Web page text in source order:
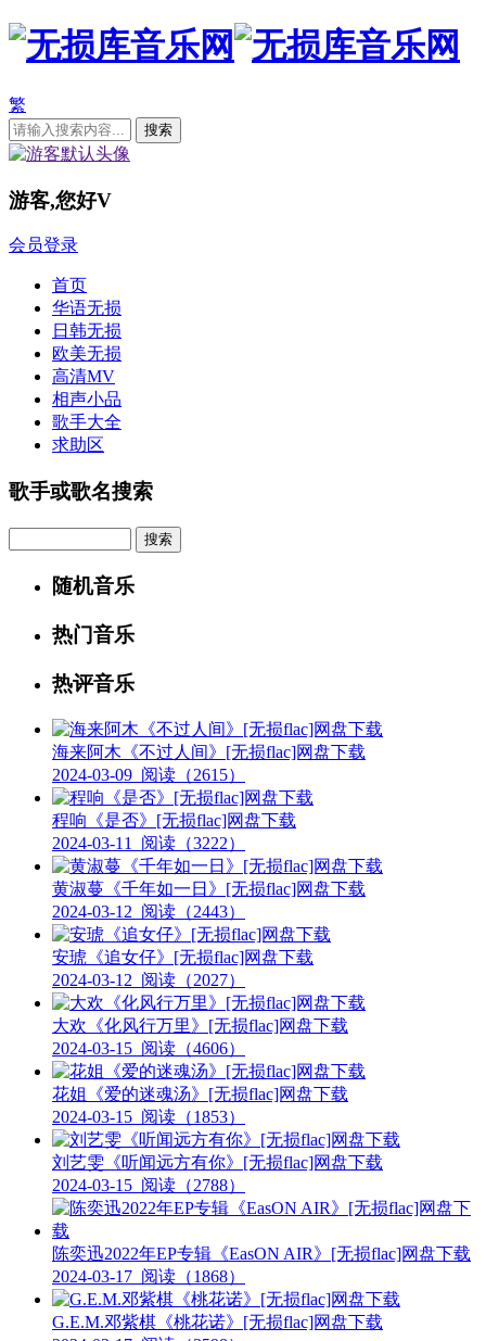
繁
游客,您好V
会员登录
首页
华语无损
日韩无损
欧美无损
高清MV
相声小品
歌手大全
求助区
歌手或歌名搜索
随机音乐
热门音乐
热评音乐
海来阿木《不过人间》[无损flac]网盘下载
2024-03-09 阅读（2615）
程响《是否》[无损flac]网盘下载
2024-03-11
阅读（3222）
黄淑蔓《千年如一日》[无损flac]网盘下载
2024-03-12 阅读（2443）
安琥《追女仔》[无损flac]网盘下载
2024-03-12 阅读（2027）
大欢《化风行万里》[无损flac]网盘下载
2024-03-15 阅读（4606）
花姐《爱的迷魂汤》[无损flac]网盘下载
2024-03-15 阅读（1853）
刘艺雯《听闻远方有你》[无损flac]网盘下载
2024-03-15 阅读（2788）
陈奕迅2022年EP专辑《EasON AIR》[无损flac]网盘下载
2024-03-17 阅读（1868）
G.E.M.邓紫棋《桃花诺》[无损flac]网盘下载